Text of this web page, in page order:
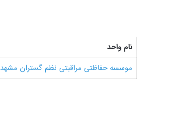
نام واحد
موسسه حفاظتی مراقبتی نظم گستران مشهد